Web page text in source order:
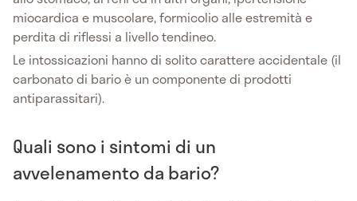
miocardica e muscolare, formicolio alle estremità e
perdita di riflessi a livello tendineo.
Le intossicazioni hanno di solito carattere accidentale (il
carbonato di bario è un componente di prodotti
antiparassitari).
Quali sono i sintomi di un
avvelenamento da bario?